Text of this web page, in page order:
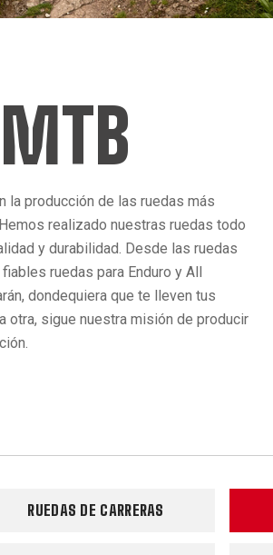
la producción de las ruedas más
realizado nuestras ruedas todo
y durabilidad. Desde las ruedas
ruedas para Enduro y All
dondequiera que te lleven tus
otra, sigue nuestra misión de producir
RUEDAS DE CARRERAS